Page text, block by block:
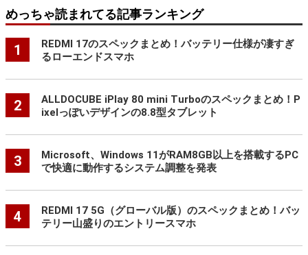
めっちゃ読まれてる記事ランキング
1
REDMI 17のスペックまとめ！バッテリー仕様が凄すぎ
るローエンドスマホ
2
ALLDOCUBE iPlay 80 mini Turboのスペックまとめ！P
ixelっぽいデザインの8.8型タブレット
3
Microsoft、Windows 11がRAM8GB以上を搭載するPC
で快適に動作するシステム調整を発表
4
REDMI 17 5G（グローバル版）のスペックまとめ！バッ
テリー山盛りのエントリースマホ